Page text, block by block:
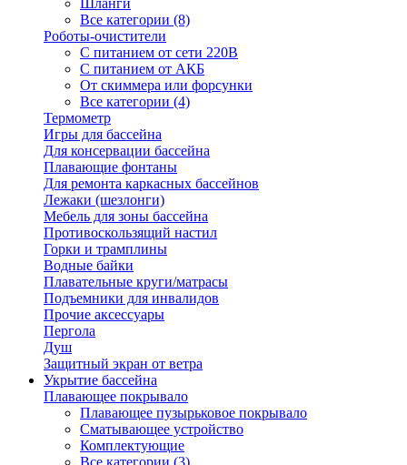
Шланги
Все категории (8)
Роботы-очистители
С питанием от сети 220В
С питанием от АКБ
От скиммера или форсунки
Все категории (4)
Термометр
Игры для бассейна
Для консервации бассейна
Плавающие фонтаны
Для ремонта каркасных бассейнов
Лежаки (шезлонги)
Мебель для зоны бассейна
Противоскользящий настил
Горки и трамплины
Водные байки
Плавательные круги/матрасы
Подъемники для инвалидов
Прочие аксессуары
Пергола
Душ
Защитный экран от ветра
Укрытие бассейна
Плавающее покрывало
Плавающее пузырьковое покрывало
Сматывающее устройство
Комплектующие
Все категории (3)